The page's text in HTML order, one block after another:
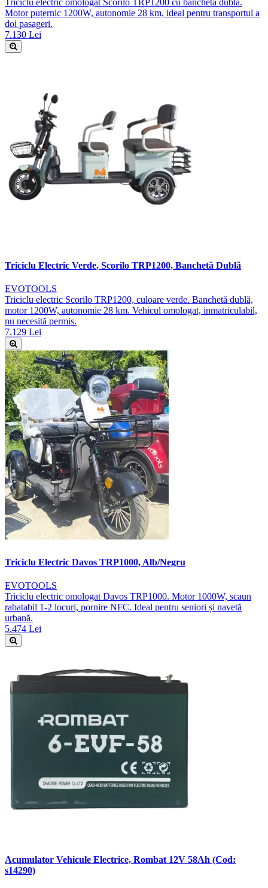
Triciclu electric omologat Scorilo TRP1200 cu banchetă dublă.
Motor puternic 1200W, autonomie 28 km, ideal pentru transportul a
doi pasageri.
7.130 Lei
Triciclu Electric Verde, Scorilo TRP1200, Banchetă Dublă
EVOTOOLS
Triciclu electric Scorilo TRP1200, culoare verde. Banchetă dublă,
motor 1200W, autonomie 28 km. Vehicul omologat, inmatriculabil,
nu necesită permis.
7.129 Lei
Triciclu Electric Davos TRP1000, Alb/Negru
EVOTOOLS
Triciclu electric omologat Davos TRP1000. Motor 1000W, scaun
rabatabil 1-2 locuri, pornire NFC. Ideal pentru seniori și navetă
urbană.
5.474 Lei
Acumulator Vehicule Electrice, Rombat 12V 58Ah (Cod:
s14290)